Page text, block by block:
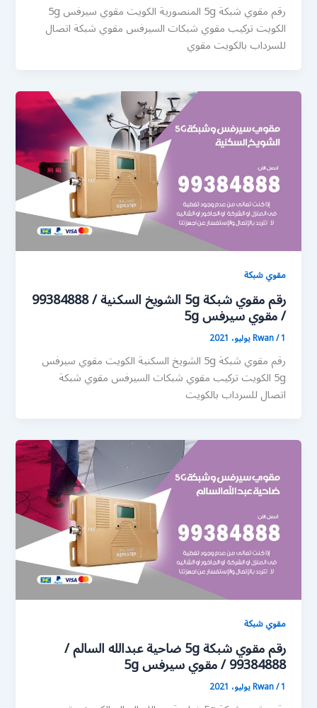
رقم مقوي شبكة 5g المنصورية الكويت مقوي سيرفس 5g
الكويت تركيب مقوي شبكات السيرفس مقوي شبكة اتصال
للسرداب بالكويت مقوي
مقوي شبكة
رقم مقوي شبكة 5g الشويخ السكنية / 99384888
/ مقوي سيرفس 5g
Rwan/1 يوليو، 2021
رقم مقوي شبكة 5g الشويخ السكنية الكويت مقوي سيرفس
5g الكويت تركيب مقوي شبكات السيرفس مقوي شبكة
اتصال للسرداب بالكويت
مقوي شبكة
رقم مقوي شبكة 5g ضاحية عبدالله السالم /
99384888 / مقوي سيرفس 5g
Rwan/1 يوليو، 2021